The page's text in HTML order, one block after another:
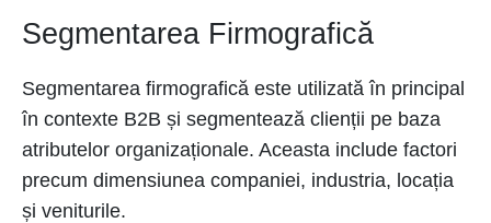
Segmentarea Firmografică
Segmentarea firmografică este utilizată în principal
în contexte B2B și segmentează clienții pe baza
atributelor organizaționale. Aceasta include factori
precum dimensiunea companiei, industria, locația
și veniturile.